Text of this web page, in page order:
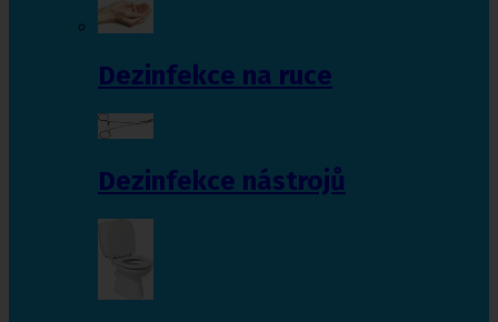
Dezinfekce na ruce
Dezinfekce nástrojů